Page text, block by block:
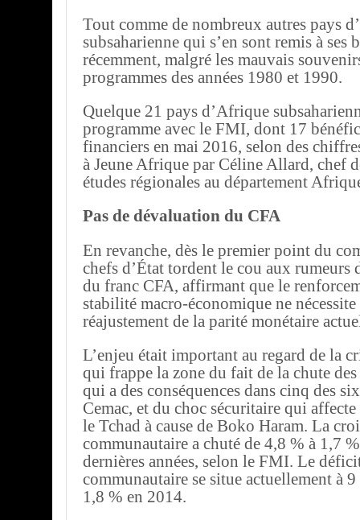
Tout comme de nombreux autres pays
subsaharienne qui s’en sont remis à ses
récemment, malgré les mauvais
programmes des années 1980 et 1990.
Quelque 21 pays d’Afrique
programme avec le FMI, dont 17
financiers en mai 2016, selon des
à Jeune Afrique par Céline Allard, chef
études régionales au département
Pas de dévaluation du CFA
En revanche, dès le premier point du
chefs d’État tordent le cou aux rumeurs
du franc CFA, affirmant que le
stabilité macro-économique ne nécessite
réajustement de la parité monétaire
L’enjeu était important au regard de la
qui frappe la zone du fait de la chute
qui a des conséquences dans cinq des
Cemac, et du choc sécuritaire qui
le Tchad à cause de Boko Haram. La
communautaire a chuté de 4,8 % à 1,7
dernières années, selon le FMI. Le
communautaire se situe actuellement à
1,8 % en 2014.